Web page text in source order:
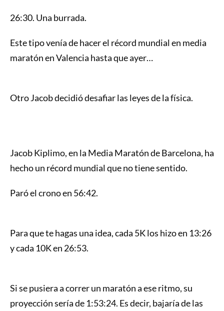
26:30. Una burrada.
Este tipo venía de hacer el récord mundial en media
maratón en Valencia hasta que ayer…
Otro Jacob decidió desafiar las leyes de la física.
Jacob Kiplimo, en la Media Maratón de Barcelona, ha
hecho un récord mundial que no tiene sentido.
Paró el crono en 56:42.
Para que te hagas una idea, cada 5K los hizo en 13:26
y cada 10K en 26:53.
Si se pusiera a correr un maratón a ese ritmo, su
proyección sería de 1:53:24. Es decir, bajaría de las